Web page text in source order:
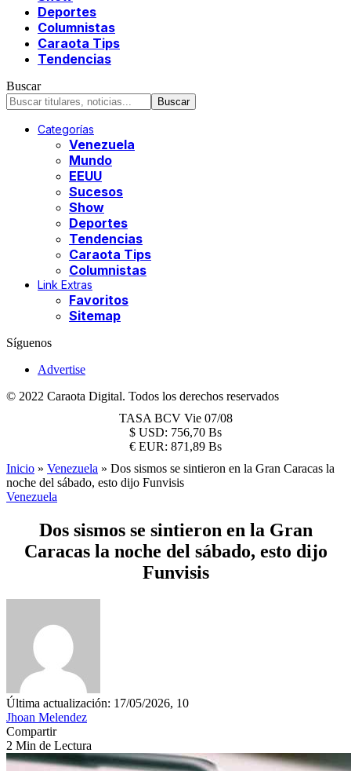
Deportes
Columnistas
Caraota Tips
Tendencias
Buscar
Categorías
Venezuela
Mundo
EEUU
Sucesos
Show
Deportes
Tendencias
Caraota Tips
Columnistas
Link Extras
Favoritos
Sitemap
Síguenos
Advertise
© 2022 Caraota Digital. Todos los derechos reservados
TASA BCV Vie 07/08
$ USD: 756,70 Bs
€ EUR: 871,89 Bs
Inicio » Venezuela » Dos sismos se sintieron en la Gran Caracas la
noche del sábado, esto dijo Funvisis
Venezuela
Dos sismos se sintieron en la Gran
Caracas la noche del sábado, esto dijo
Funvisis
Última actualización: 17/05/2026, 10
Jhoan Melendez
Compartir
2 Min de Lectura